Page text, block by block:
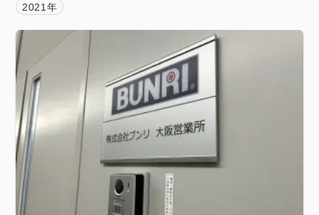
2021年